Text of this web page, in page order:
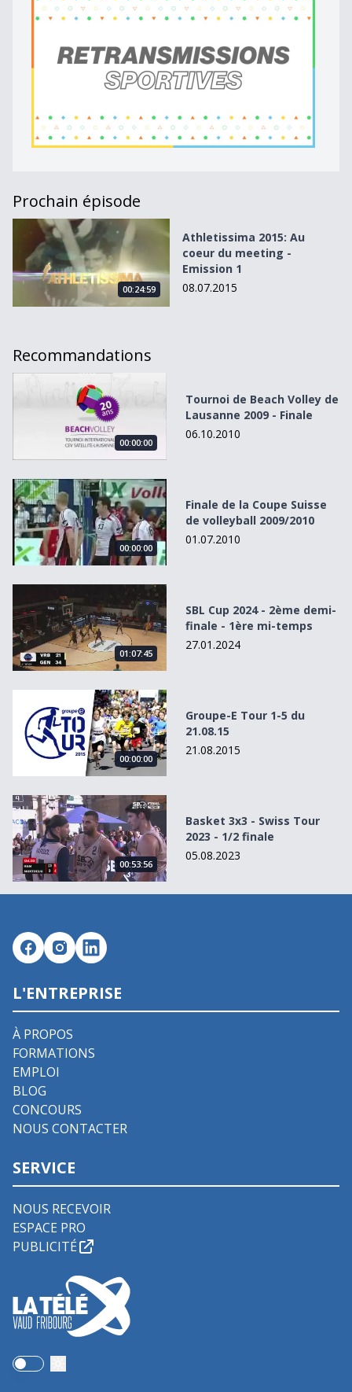
Prochain épisode
Athletissima 2015: Au coeur du meeting - Emission 1
00:24:59
Athletissima 2015: Au
coeur du meeting -
Emission 1
08.07.2015
Recommandations
Tournoi de Beach Volley de Lausanne 2009 - Finale
00:00:00
Tournoi de Beach Volley de
Lausanne 2009 - Finale
06.10.2010
Finale de la Coupe Suisse de volleyball 2009/2010
00:00:00
Finale de la Coupe Suisse
de volleyball 2009/2010
01.07.2010
SBL Cup 2024 - 2ème demi-finale - 1ère mi-temps
01:07:45
SBL Cup 2024 - 2ème demi-
finale - 1ère mi-temps
27.01.2024
Groupe-E Tour 1-5 du 21.08.15
00:00:00
Groupe-E Tour 1-5 du
21.08.15
21.08.2015
Basket 3x3 - Swiss Tour 2023 - 1/2 finale
00:53:56
Basket 3x3 - Swiss Tour
2023 - 1/2 finale
05.08.2023
L'ENTREPRISE
À PROPOS
FORMATIONS
EMPLOI
BLOG
CONCOURS
NOUS CONTACTER
SERVICE
NOUS RECEVOIR
ESPACE PRO
PUBLICITÉ
Use setting